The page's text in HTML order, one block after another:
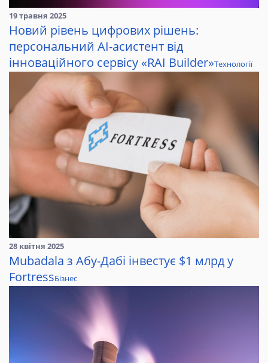
19 травня 2025
Новий рівень цифрових рішень:
персональний AI-асистент від
інноваційного сервісу «RAI Builder»Технології
28 квітня 2025
Mubadala з Абу-Дабі інвестує $1 млрд у
FortressБізнес